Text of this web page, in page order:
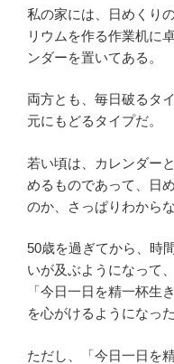
私の家には、日めくり
リウムを作る作業机に
ンダーを置いてある。
両方とも、毎日破るタ
元にもどるタイプだ。
若い頃は、カレンダー
めるものであって、日
のか、さっぱりわからな
50歳を過ぎてから、時
いが及ぶようになって
「今日一日を精一杯生
を心がけるようになった
ただし、「今日一日を